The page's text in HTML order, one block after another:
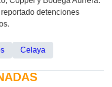
detenciones
Celaya